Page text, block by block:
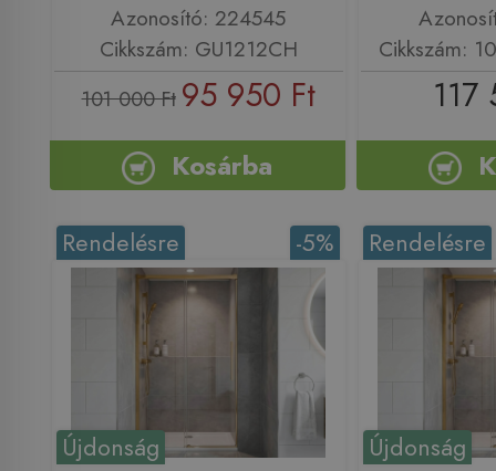
Azonosító: 224545
Cikkszám: GU1212CH
101 000 Ft 95 950 Ft
Kosárba
Cikkszám:
117
Újdonság
-5%
Rendelésre
Újdonság
Rendelésre